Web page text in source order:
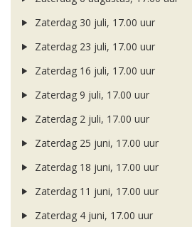
Zaterdag 30 juli, 17.00 uur
Zaterdag 23 juli, 17.00 uur
Zaterdag 16 juli, 17.00 uur
Zaterdag 9 juli, 17.00 uur
Zaterdag 2 juli, 17.00 uur
Zaterdag 25 juni, 17.00 uur
Zaterdag 18 juni, 17.00 uur
Zaterdag 11 juni, 17.00 uur
Zaterdag 4 juni, 17.00 uur